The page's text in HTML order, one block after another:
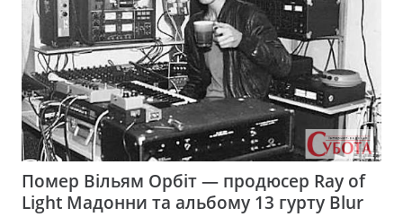
Помер Вільям Орбіт — продюсер Ray of
Light Мадонни та альбому 13 гурту Blur